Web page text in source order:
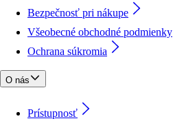
Bezpečnosť pri nákupe
Všeobecné obchodné podmienky
Ochrana súkromia
O nás
Prístupnosť